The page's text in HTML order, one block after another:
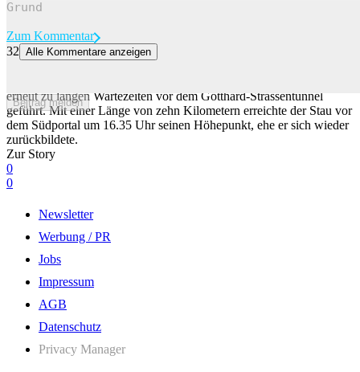
Beitrag melden
Zum Kommentar
32 Alle Kommentare anzeigen
erneut zu langen Wartezeiten vor dem Gotthard-Strassentunnel
geführt. Mit einer Länge von zehn Kilometern erreichte der Stau vor
dem Südportal um 16.35 Uhr seinen Höhepunkt, ehe er sich wieder
zurückbildete.
Zur Story
0
0
Newsletter
Werbung / PR
Jobs
Impressum
AGB
Datenschutz
Privacy Manager